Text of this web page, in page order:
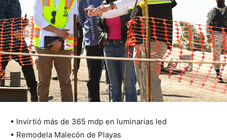
• Invirtió más de 365 mdp en luminarias led
• Remodela Malecón de Playas